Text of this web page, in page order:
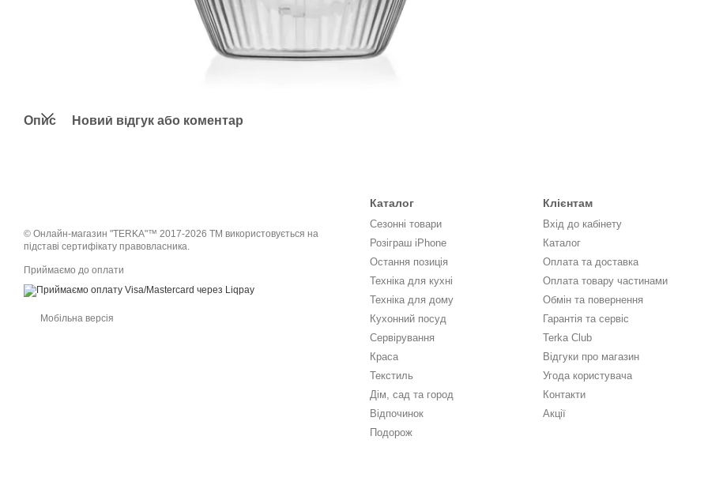
Опис Новий відгук або коментар
© Онлайн-магазин "TERKA"™ 2017-2026 ТМ використовується на
підставі сертифікату правовласника.
Приймаємо до оплати
Мобільна версія
Каталог
Сезонні товари
Розіграш iPhone
Остання позиція
Техніка для кухні
Техніка для дому
Кухонний посуд
Сервірування
Краса
Текстиль
Дім, сад та город
Відпочинок
Подорож
Клієнтам
Вхід до кабінету
Каталог
Оплата та доставка
Оплата товару частинами
Обмін та повернення
Гарантія та сервіс
Terka Club
Відгуки про магазин
Угода користувача
Контакти
Акції